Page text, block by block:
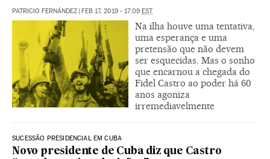
PATRICIO FERNÁNDEZ | FEB 17, 2019 - 17:09 EST
Na ilha houve uma tentativa,
uma esperança e uma
pretensão que não devem
ser esquecidas. Mas o sonho
que encarnou a chegada do
Fidel Castro ao poder há 60
anos agoniza
irremediavelmente
SUCESSÃO PRESIDENCIAL EM CUBA
Novo presidente de Cuba diz que Castro